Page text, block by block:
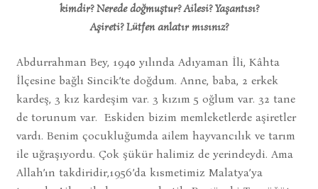
kimdir? Nerede doğmuştur? Ailesi? Yaşantısı?
Aşireti? Lütfen anlatır mısınız?
Abdurrahman Bey, 1940 yılında Adıyaman İli, Kâhta
İlçesine bağlı Sincik’te doğdum. Anne, baba, 2 erkek
kardeş, 3 kız kardeşim var. 3 kızım 5 oğlum var. 32 tane
de torunum var. Eskiden bizim memleketlerde aşiretler
vardı. Benim çocukluğumda ailem hayvancılık ve tarım
ile uğraşıyordu. Çok şükür halimiz de yerindeydi. Ama
Allah’ın takdiridir,1956’da kısmetimiz Malatya’ya